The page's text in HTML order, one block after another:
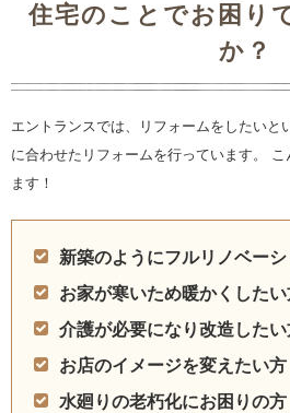
住宅のことでお困り
か？
エントランスでは、リフォームをしたいと
に合わせたリフォームを行っています。
ます！
新築のようにフルリノベー
お家が寒いため暖かくしたい
介護が必要になり改造したい
お店のイメージを変えたい方
水廻りの老朽化にお困りの方